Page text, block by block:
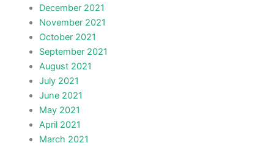
December 2021
November 2021
October 2021
September 2021
August 2021
July 2021
June 2021
May 2021
April 2021
March 2021